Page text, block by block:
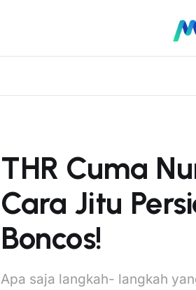
THR Cuma
Cara Jitu
Boncos!
Apa saja langkah- langkah